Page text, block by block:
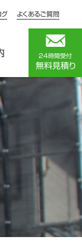
グ よくあるご質問
24時間受付
無料見積り